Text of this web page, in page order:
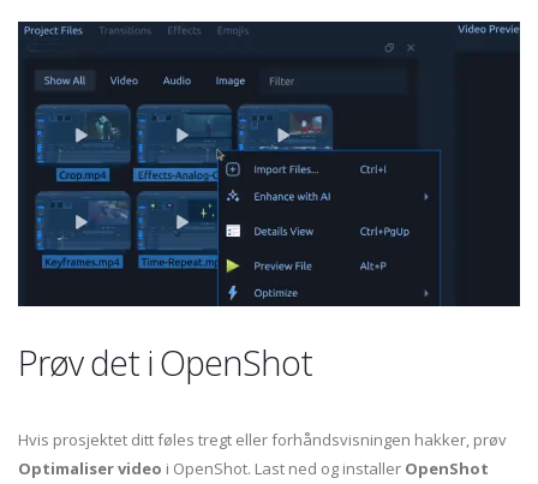
Prøv det i OpenShot
Hvis prosjektet ditt føles tregt eller forhåndsvisningen hakker, prøv
Optimaliser video i OpenShot. Last ned og installer OpenShot